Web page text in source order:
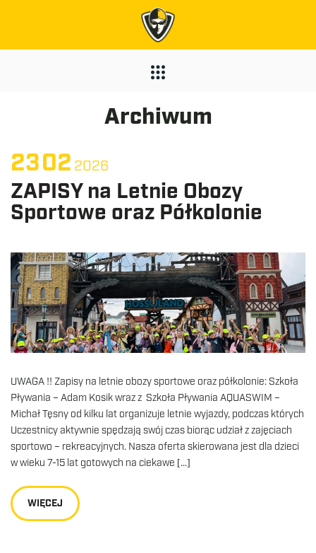
Archiwum
2302 2026
ZAPISY na Letnie Obozy
Sportowe oraz Półkolonie
UWAGA !! Zapisy na letnie obozy sportowe oraz półkolonie: Szkoła
Pływania – Adam Kosik wraz z Szkoła Pływania AQUASWIM –
Michał Tęsny od kilku lat organizuje letnie wyjazdy, podczas których
Uczestnicy aktywnie spędzają swój czas biorąc udział z zajęciach
sportowo – rekreacyjnych. Nasza oferta skierowana jest dla dzieci
w wieku 7-15 lat gotowych na ciekawe […]
WIĘCEJ